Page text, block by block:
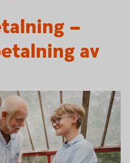
–
av